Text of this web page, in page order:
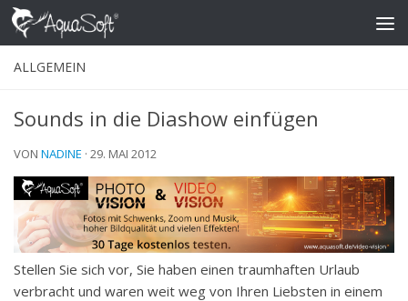
Skip to content
ALLGEMEIN
Sounds in die Diashow einfügen
VON NADINE · 29. MAI 2012
Stellen Sie sich vor, Sie haben einen traumhaften Urlaub
verbracht und waren weit weg von Ihren Liebsten in einem